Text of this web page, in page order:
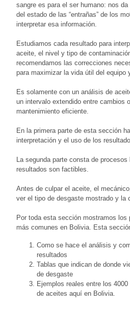
sangre es para el ser humano: nos
del estado de las “entrañas” de los
interpretar esa información.
Estudiamos cada resultado para
aceite, el nivel y tipo de
recomendamos las correcciones
para maximizar la vida útil del equipo
Es solamente con un análisis de
un intervalo extendido entre cambios
mantenimiento eficiente.
En la primera parte de esta sección
interpretación y el uso de los
La segunda parte consta de
resultados son factibles.
Antes de culpar el aceite, el
ver el tipo de desgaste mostrado y la
Por toda esta sección mostramos los
más comunes en Bolivia. Esta
Como se hace el análisis y
resultados
Tablas que indican de donde
de desgaste
Ejemplos reales entre los
de aceites aquí en Bolivia.